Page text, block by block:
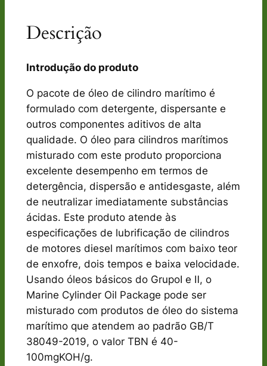
Descrição
Introdução do produto
O pacote de óleo de cilindro marítimo é
formulado com detergente, dispersante e
outros componentes aditivos de alta
qualidade. O óleo para cilindros marítimos
misturado com este produto proporciona
excelente desempenho em termos de
detergência, dispersão e antidesgaste, além
de neutralizar imediatamente substâncias
ácidas. Este produto atende às
especificações de lubrificação de cilindros
de motores diesel marítimos com baixo teor
de enxofre, dois tempos e baixa velocidade.
Usando óleos básicos do GrupoⅠ e Ⅱ, o
Marine Cylinder Oil Package pode ser
misturado com produtos de óleo do sistema
marítimo que atendem ao padrão GB/T
38049-2019, o valor TBN é 40-
100mgKOH/g.